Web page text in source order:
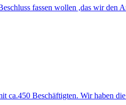
fassen wollen ,das wir den
Beschäftigten. Wir haben